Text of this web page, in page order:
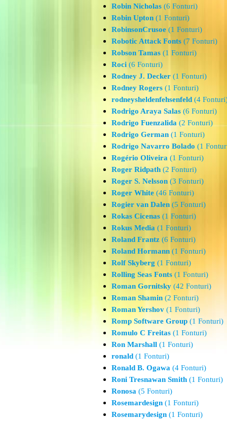
Robin Nicholas (6 Fonturi)
Robin Upton (1 Fonturi)
RobinsonCrusoe (1 Fonturi)
Robotic Attack Fonts (7 Fonturi)
Robson Tamas (1 Fonturi)
Roci (6 Fonturi)
Rodney J. Decker (1 Fonturi)
Rodney Rogers (1 Fonturi)
rodneysheldenfehsenfeld (4
Rodrigo Araya Salas (6 Fonturi)
Rodrigo Fuenzalida (2 Fonturi)
Rodrigo German (1 Fonturi)
Rodrigo Navarro Bolado (1
Rogério Oliveira (1 Fonturi)
Roger Ridpath (2 Fonturi)
Roger S. Nelsson (3 Fonturi)
Roger White (46 Fonturi)
Rogier van Dalen (5 Fonturi)
Rokas Cicenas (1 Fonturi)
Rokus Media (1 Fonturi)
Roland Frantz (6 Fonturi)
Roland Hormann (1 Fonturi)
Rolf Skyberg (1 Fonturi)
Rolling Seas Fonts (1 Fonturi)
Roman Gornitsky (42 Fonturi)
Roman Shamin (2 Fonturi)
Roman Yershov (1 Fonturi)
Romp Software Group (1 Fonturi)
Romulo C Freitas (1 Fonturi)
Ron Marshall (1 Fonturi)
ronald (1 Fonturi)
Ronald B. Ogawa (4 Fonturi)
Roni Tresnawan Smith (1 Fonturi)
Ronosa (5 Fonturi)
Rosemardesign (1 Fonturi)
Rosemarydesign (1 Fonturi)